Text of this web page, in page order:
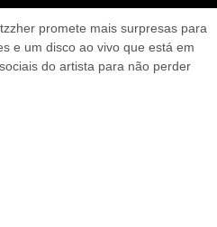
promete mais surpresas para
e um disco ao vivo que está em
do artista para não perder